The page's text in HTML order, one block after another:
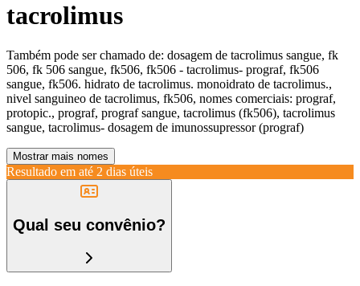
tacrolimus
Também pode ser chamado de: dosagem de tacrolimus sangue, fk
506, fk 506 sangue, fk506, fk506 - tacrolimus- prograf, fk506
sangue, fk506. hidrato de tacrolimus. monoidrato de tacrolimus.,
nivel sanguineo de tacrolimus, fk506, nomes comerciais: prograf,
protopic., prograf, prograf sangue, tacrolimus (fk506), tacrolimus
sangue, tacrolimus- dosagem de imunossupressor (prograf)
Mostrar mais nomes
Resultado em até 2 dias úteis
Qual seu convênio?